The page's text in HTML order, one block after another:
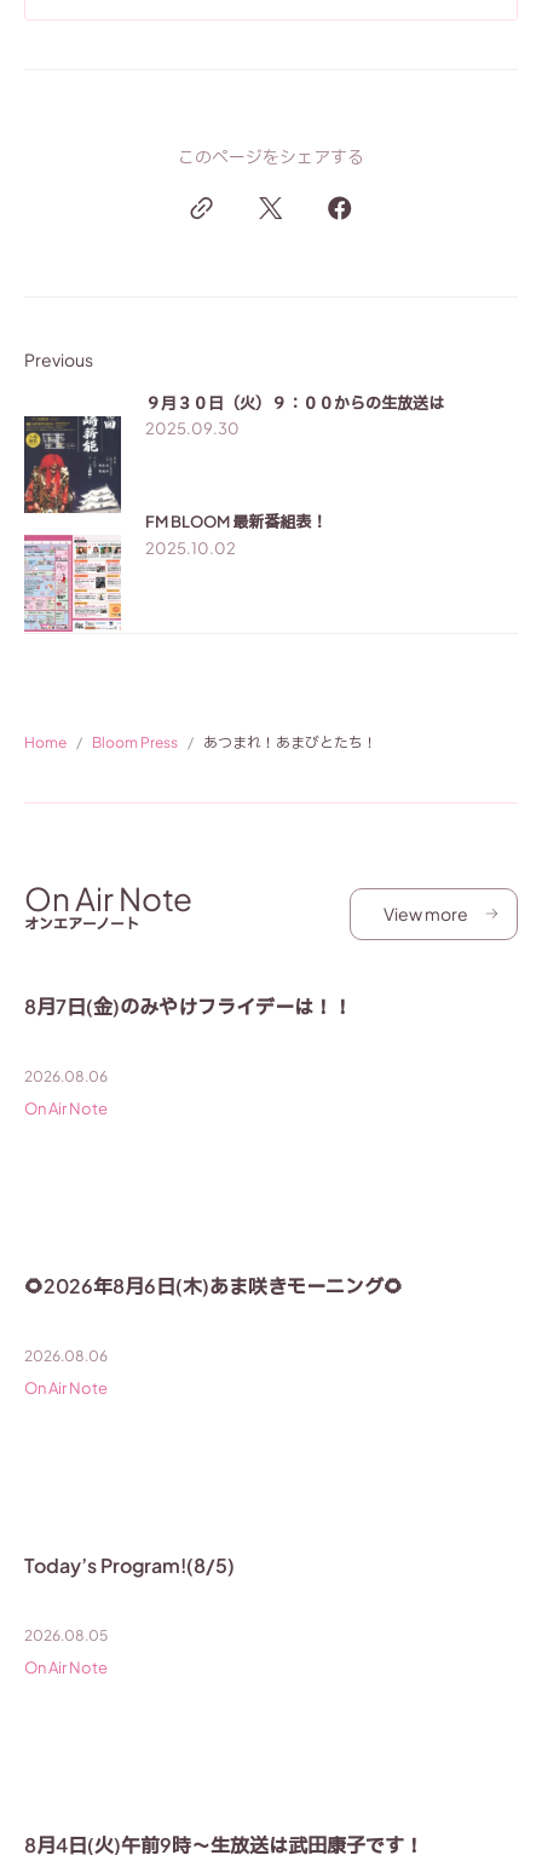
このページをシェアする
Previous
９月３０日（火）９：００からの生放送は
2025.09.30
Next
FM BLOOM 最新番組表！
2025.10.02
Home Bloom Press あつまれ！あまびとたち！
オンエアーノート
On Air Note View more
8月7日(金)のみやけフライデーは！！
2026.08.06
On Air Note
🌻2026年8月6日(木)あま咲きモーニング🌻
2026.08.06
On Air Note
Today’s Program!(8/5)
2026.08.05
On Air Note
8月4日(火)午前9時〜生放送は武田康子です！